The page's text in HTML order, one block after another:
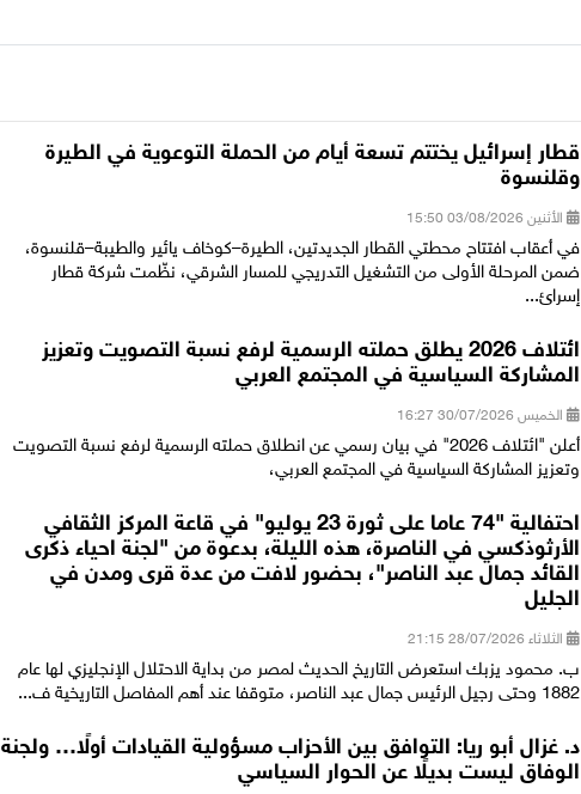
قطار إسرائيل يختتم تسعة أيام من الحملة التوعوية في الطيرة
وقلنسوة
الأثنين 03/08/2026 15:50
في أعقاب افتتاح محطتي القطار الجديدتين، الطيرة–كوخاف يائير والطيبة–قلنسوة،
ضمن المرحلة الأولى من التشغيل التدريجي للمسار الشرقي، نظّمت شركة قطار
إسرائ...
ائتلاف 2026 يطلق حملته الرسمية لرفع نسبة التصويت وتعزيز
المشاركة السياسية في المجتمع العربي
الخميس 30/07/2026 16:27
أعلن "ائتلاف 2026" في بيان رسمي عن انطلاق حملته الرسمية لرفع نسبة التصويت
وتعزيز المشاركة السياسية في المجتمع العربي،
احتفالية "74 عاما على ثورة 23 يوليو" في قاعة المركز الثقافي
الأرثوذكسي في الناصرة، هذه الليلة، بدعوة من "لجنة احياء ذكرى
القائد جمال عبد الناصر"، بحضور لافت من عدة قرى ومدن في
الجليل
الثلاثاء 28/07/2026 21:15
ب. محمود يزبك استعرض التاريخ الحديث لمصر من بداية الاحتلال الإنجليزي لها عام
1882 وحتى رجيل الرئيس جمال عبد الناصر، متوقفا عند أهم المفاصل التاريخية ف...
د. غزال أبو ريا: التوافق بين الأحزاب مسؤولية القيادات أولًا… ولجنة
الوفاق ليست بديلًا عن الحوار السياسي